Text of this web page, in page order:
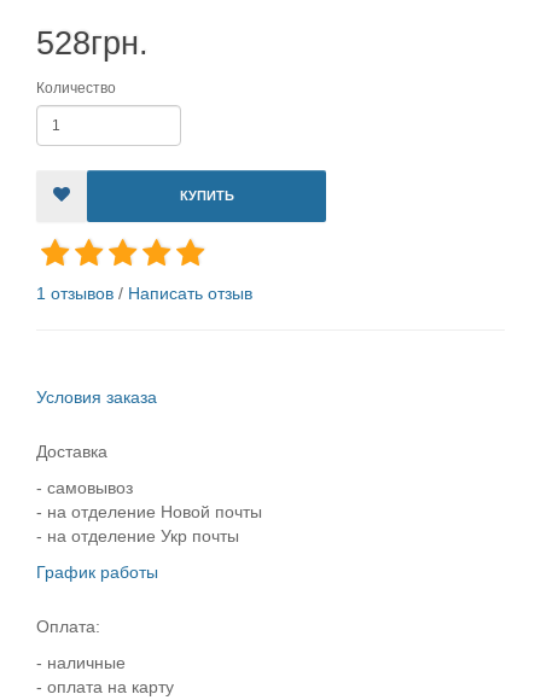
528грн.
Количество
КУПИТЬ
1 отзывов / Написать отзыв
Условия заказа
Доставка
- самовывоз
- на отделение Новой почты
- на отделение Укр почты
График работы
Оплата:
- наличные
- оплата на карту